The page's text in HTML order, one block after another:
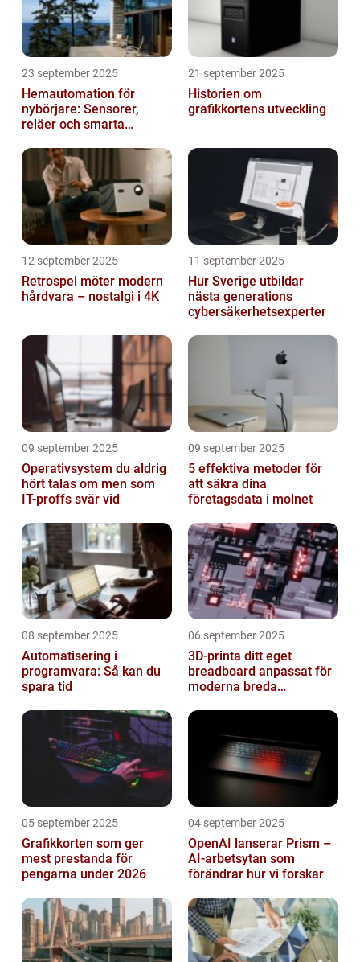
23 september 2025
Hemautomation för
nybörjare: Sensorer,
reläer och smarta
21 september 2025
Historien om
grafikkortens utveckling
12 september 2025
Retrospel möter modern
hårdvara – nostalgi i 4K
11 september 2025
Hur Sverige utbildar
nästa generations
cybersäkerhetsexperter
09 september 2025
Operativsystem du aldrig
hört talas om men som
IT-proffs svär vid
09 september 2025
5 effektiva metoder för
att säkra dina
företagsdata i molnet
08 september 2025
Automatisering i
programvara: Så kan du
spara tid
06 september 2025
3D-printa ditt eget
breadboard anpassat för
moderna breda
05 september 2025
Grafikkorten som ger
mest prestanda för
pengarna under 2026
04 september 2025
OpenAI lanserar Prism –
AI-arbetsytan som
förändrar hur vi forskar